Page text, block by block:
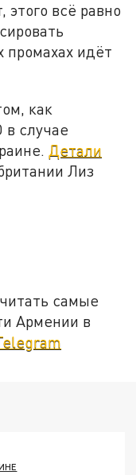
всё равно
промахах идёт
как
в случае
Детали
Лиз
самые
Армении в